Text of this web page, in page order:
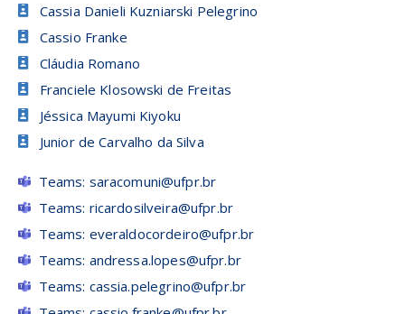
Cassia Danieli Kuzniarski Pelegrino
Cassio Franke
Cláudia Romano
Franciele Klosowski de Freitas
Jéssica Mayumi Kiyoku
Junior de Carvalho da Silva
Teams: saracomuni@ufpr.br
Teams: ricardosilveira@ufpr.br
Teams: everaldocordeiro@ufpr.br
Teams: andressa.lopes@ufpr.br
Teams: cassia.pelegrino@ufpr.br